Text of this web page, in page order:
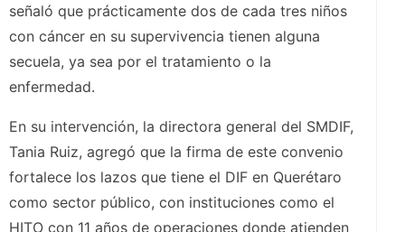
señaló que prácticamente dos de cada tres niños
con cáncer en su supervivencia tienen alguna
secuela, ya sea por el tratamiento o la
enfermedad.
En su intervención, la directora general del SMDIF,
Tania Ruiz, agregó que la firma de este convenio
fortalece los lazos que tiene el DIF en Querétaro
como sector público, con instituciones como el
HITO con 11 años de operaciones donde atienden